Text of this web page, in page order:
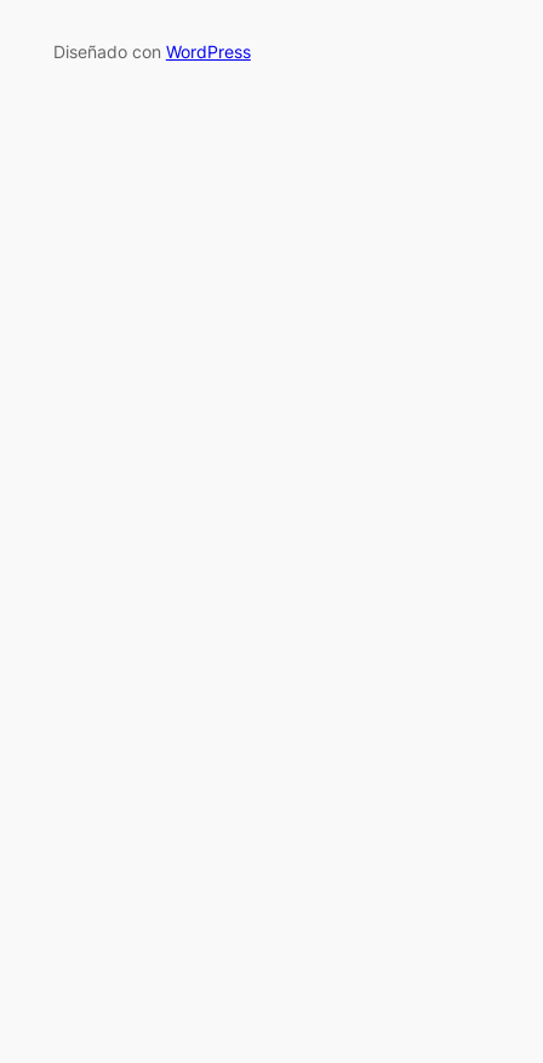
Diseñado con WordPress